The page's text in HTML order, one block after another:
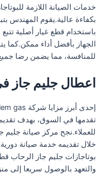
خدمات الصيانة اللازمة
بكفاءة عالية.يقوم المهندس
باستخدام قطع غيار أصلية
الجهاز بأفضل أداء ممكن.كما
للمنافسة، مما يضمن رضا جميع
اعطال جليم جاز
تقدمها في السوق، بهدف
للعملاء.نجح مركز صيانة
خلال تقديمه خدمة صيانة دورية
بوتاجازات جليم جاز الرحاب
والتعهد بالوصول سريعا إلى